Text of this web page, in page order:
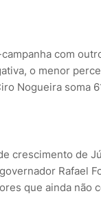
com
o menor
Nogueira soma
crescimento de
Rafael
que ainda não